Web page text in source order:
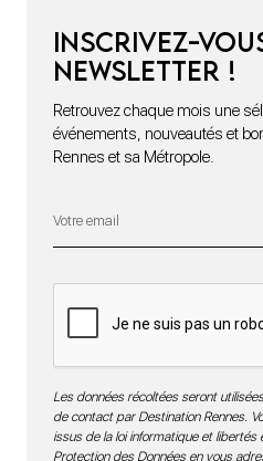
Inscrivez-
newsletter !
Retrouvez chaque mois une
événements, nouveautés et
Rennes et sa Métropole.
Les données récoltées seront
de contact par Destination Rennes.
issus de la loi informatique et libertés
Protection des Données en vous